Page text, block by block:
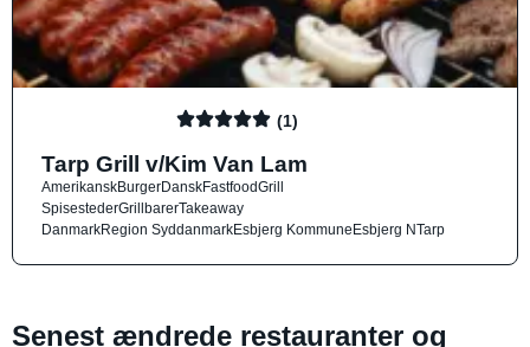
(1)
Tarp Grill v/Kim Van Lam
AmerikanskBurgerDanskFastfoodGrill
SpisestederGrillbarerTakeaway
DanmarkRegion SyddanmarkEsbjerg KommuneEsbjerg NTarp
Senest ændrede restauranter og